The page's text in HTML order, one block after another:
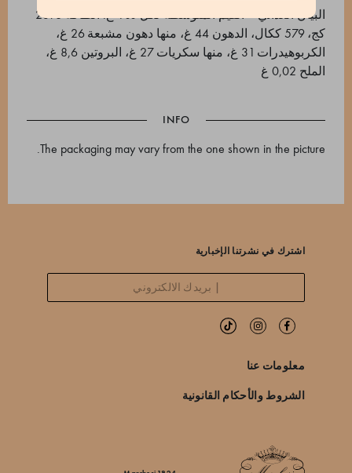
البيان الغذائي – القيم المتوسطة لكل 100 غ: الطاقة 2398
كج، 579 ككال، الدهون 44 غ، منها دهون مشبعة 26 غ،
الكربوهيدرات 31 غ، منها سكريات 27 غ، البروتين 8,6 غ،
الملح 0,02 غ
INFO
The packaging may vary from the one shown in the picture.
اشترك في نشرتنا الإخبارية
معلومات عنا
الشروط والأحكام القانونية